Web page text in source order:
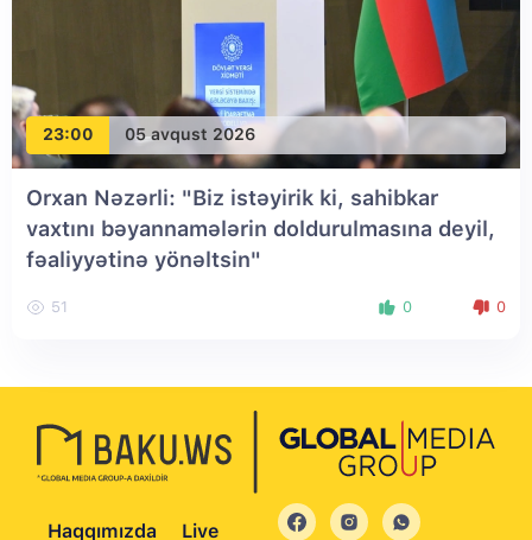
23:00 05 avqust 2026
Orxan Nəzərli: "Biz istəyirik ki, sahibkar
vaxtını bəyannamələrin doldurulmasına deyil,
fəaliyyətinə yönəltsin"
51 0 0
Haqqımızda Live